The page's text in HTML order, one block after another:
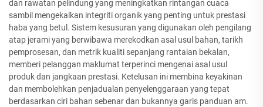
dan rawatan pelindung yang meningkatkan rintangan cuaca
sambil mengekalkan integriti organik yang penting untuk prestasi
haba yang betul. Sistem kesusuran yang digunakan oleh pengilang
atap jerami yang berwibawa merekodkan asal usul bahan, tarikh
pemprosesan, dan metrik kualiti sepanjang rantaian bekalan,
memberi pelanggan maklumat terperinci mengenai asal usul
produk dan jangkaan prestasi. Ketelusan ini membina keyakinan
dan membolehkan penjadualan penyelenggaraan yang tepat
berdasarkan ciri bahan sebenar dan bukannya garis panduan am.